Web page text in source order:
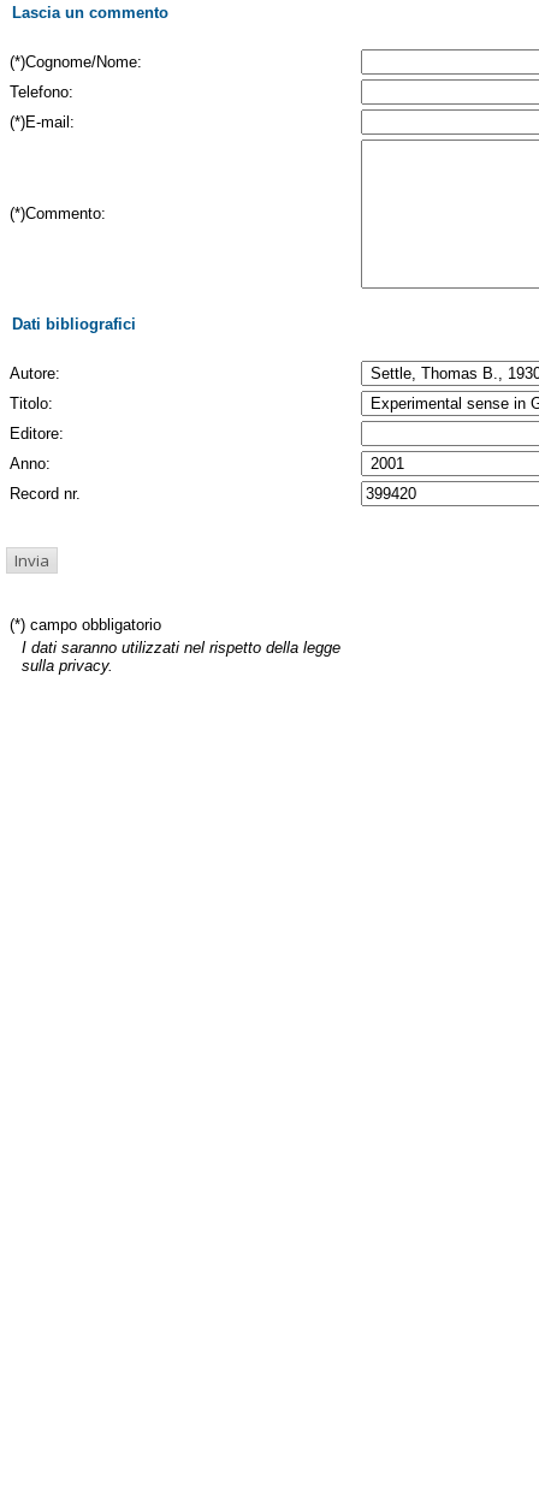
Lascia un commento
(*)Cognome/Nome:
Telefono:
(*)E-mail:
(*)Commento:
Dati bibliografici
Autore:
Titolo:
Editore:
Anno:
Record nr.
(*) campo obbligatorio
I dati saranno utilizzati nel rispetto della legge
sulla privacy.